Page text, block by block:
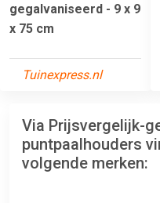
gegalvaniseerd - 9 x 9
x 75 cm
Tuinexpress.nl
Via Prijsvergelijk-
puntpaalhouders
volgende merken: